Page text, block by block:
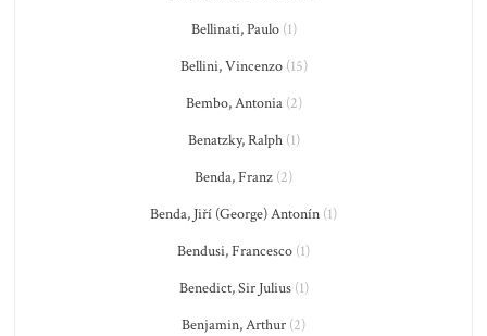
Bellinati, Paulo(1)
Bellini, Vincenzo(15)
Bembo, Antonia(2)
Benatzky, Ralph(1)
Benda, Franz (2)
Benda, Jiří (George) Antonín (1)
Bendusi, Francesco (1)
Benedict, Sir Julius(1)
Benjamin, Arthur (2)